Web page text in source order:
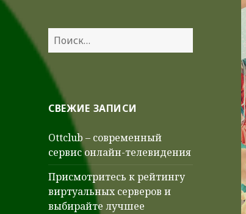
Найти:
СВЕЖИЕ ЗАПИСИ
Ottclub – современный
сервис онлайн-телевидения
Присмотритесь к рейтингу
виртуальных серверов и
выбирайте лучшее